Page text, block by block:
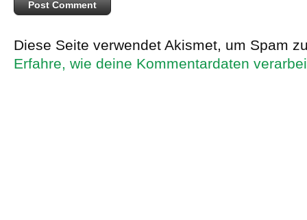
Diese Seite verwendet Akismet, um Spam
Erfahre, wie deine Kommentardaten